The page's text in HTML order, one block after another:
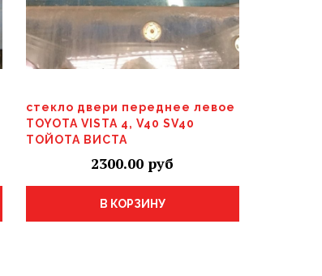
стекло двери переднее левое
TOYOTA VISTA 4, V40 SV40
ТОЙОТА ВИСТА
2300.00
В КОРЗИНУ